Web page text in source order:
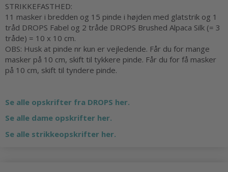
STRIKKEFASTHED:
11 masker i bredden og 15 pinde i højden med glatstrik og 1
tråd DROPS Fabel og 2 tråde DROPS Brushed Alpaca Silk (= 3
tråde) = 10 x 10 cm.
OBS: Husk at pinde nr kun er vejledende. Får du for mange
masker på 10 cm, skift til tykkere pinde. Får du for få masker
på 10 cm, skift til tyndere pinde.
Se alle opskrifter fra DROPS her.
Se alle dame opskrifter her.
Se alle strikkeopskrifter her.